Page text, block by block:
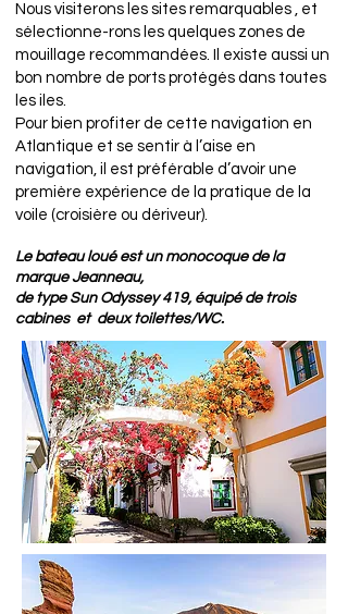
Nous visiterons les sites remarquables , et
sélectionne-rons les quelques zones de
mouillage recommandées. Il existe aussi un
bon nombre de ports protégés dans toutes
les iles.
Pour bien profiter de cette navigation en
Atlantique et se sentir à l’aise en
navigation, il est préférable d’avoir une
première expérience de la pratique de la
voile (croisière ou dériveur).
Le bateau loué est un monocoque de la
marque Jeanneau,
de type Sun Odyssey 419, équipé de trois
cabines et deux toilettes/WC.